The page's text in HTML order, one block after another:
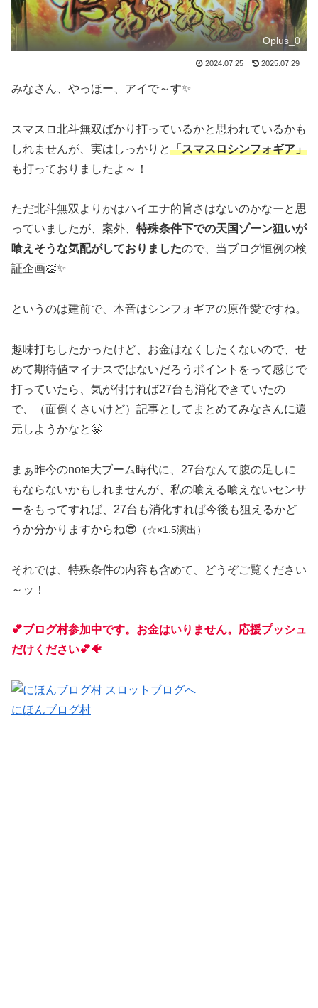
Oplus_0
2024.07.25 2025.07.29
みなさん、やっほー、アイで～す✨
スマスロ北斗無双ばかり打っているかと思われているかも
しれませんが、実はしっかりと「スマスロシンフォギア」
も打っておりましたよ～！
ただ北斗無双よりかはハイエナ的旨さはないのかなーと思
っていましたが、案外、 特殊条件下での天国ゾーン狙いが
喰えそうな気配がしておりましたので、当ブログ恒例の検
証企画👏✨
というのは建前で、本音はシンフォギアの原作愛ですね。
趣味打ちしたかったけど、お金はなくしたくないので、せ
めて期待値マイナスではないだろうポイントをって感じで
打っていたら、気が付ければ27台も消化できていたの
で、（面倒くさいけど）記事としてまとめてみなさんに還
元しようかなと🤗
まぁ昨今のnote大ブーム時代に、27台なんて腹の足しに
もならないかもしれませんが、私の喰える喰えないセンサ
ーをもってすれば、27台も消化すれば今後も狙えるかど
うか分かりますからね😎 （☆×1.5演出）
それでは、特殊条件の内容も含めて、どうぞご覧ください
～ッ！
💕ブログ村参加中です。お金はいりません。応援プッシュ
だけください💕🐠
にほんブログ村